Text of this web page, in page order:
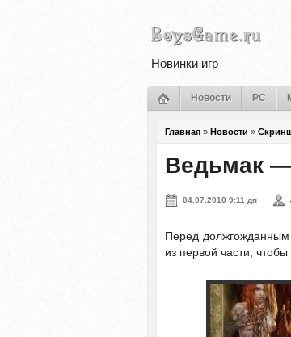
Новинки игр
Новости PC
Главная » Новости »
Ведьмак
04.07.2010 9:11 дп
Перед
из первой части,